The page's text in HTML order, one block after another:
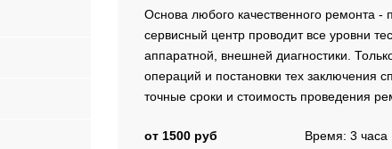
Основа любого качественного ремонта -
сервисный центр проводит все уровни
аппаратной, внешней диагностики.
операций и постановки тех заключения
точные сроки и стоимость проведения
от 1500 руб Время: 3 часа